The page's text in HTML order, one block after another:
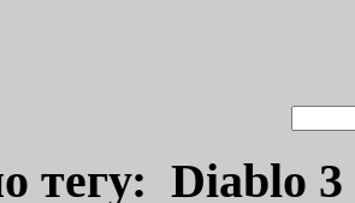
тегу: Diablo 3